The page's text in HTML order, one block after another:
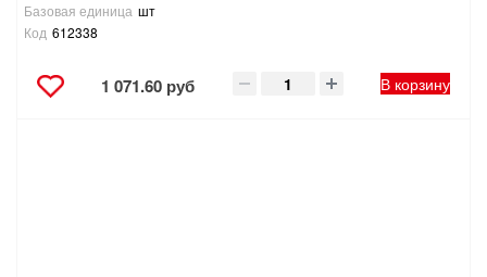
Базовая единица шт
Код 612338
1 071.60 руб В корзину